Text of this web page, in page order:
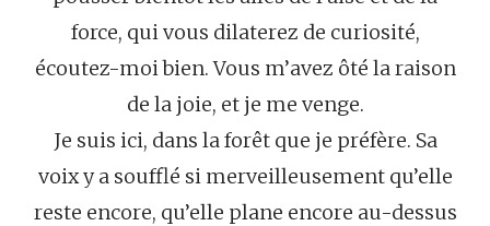
force, qui vous dilaterez de curiosité,
écoutez-moi bien. Vous m’avez ôté la raison
de la joie, et je me venge.
Je suis ici, dans la forêt que je préfère. Sa
voix y a soufflé si merveilleusement qu’elle
reste encore, qu’elle plane encore au-dessus